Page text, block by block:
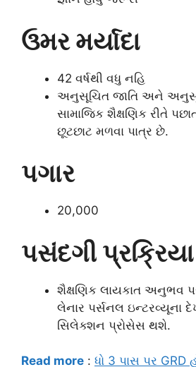
ઉમર મર્યાદા
42 વર્ષથી વધુ નહિ
અનુસૂચિત જાતિ અને
સામાજિક શૈક્ષણિક રીતે
છૂટછાટ મળવા પાત્ર છે.
પગાર
20,000
પસંદગી પ્રક્રિયા
શૈક્ષણિક લાયકાત અનુભવ
લેનાર પર્સનલ ઇન્ટરવ્યૂના
સિલેક્શન પ્રોસેસ થશે.
Read more : ધો 3 પાસ પર GRD